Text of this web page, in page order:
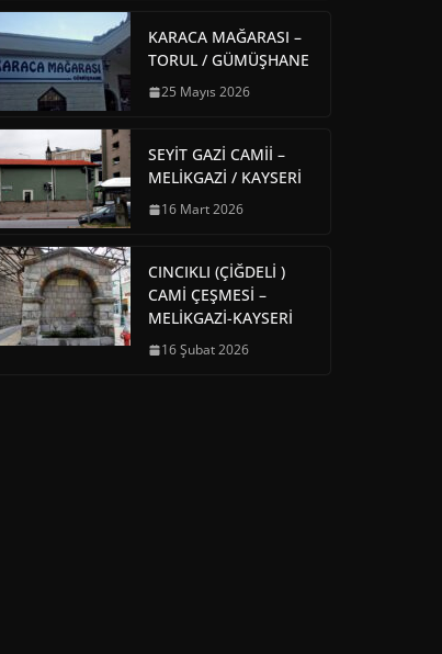
KARACA MAĞARASI –
TORUL / GÜMÜŞHANE
25 Mayıs 2026
SEYİT GAZİ CAMİİ –
MELİKGAZİ / KAYSERİ
16 Mart 2026
CINCIKLI (ÇİĞDELİ )
CAMİ ÇEŞMESİ –
MELİKGAZİ-KAYSERİ
16 Şubat 2026